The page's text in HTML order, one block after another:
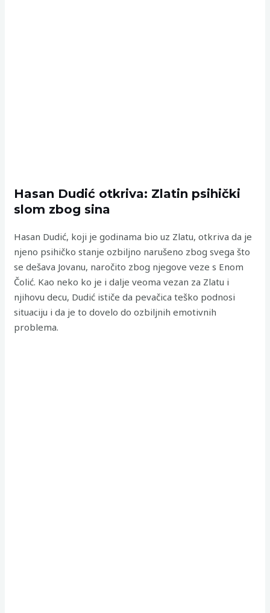
Hasan Dudić otkriva: Zlatin psihički
slom zbog sina
Hasan Dudić, koji je godinama bio uz Zlatu, otkriva da je
njeno psihičko stanje ozbiljno narušeno zbog svega što
se dešava Jovanu, naročito zbog njegove veze s Enom
Čolić. Kao neko ko je i dalje veoma vezan za Zlatu i
njihovu decu, Dudić ističe da pevačica teško podnosi
situaciju i da je to dovelo do ozbiljnih emotivnih
problema.